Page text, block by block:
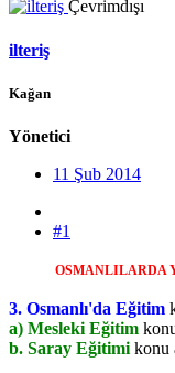
Çevrimdışı
ilteriş
Kağan
Yönetici
11 Şub 2014
#1
OSMANLILARDA
3. Osmanlı'da Eğitim
a) Mesleki Eğitim
b. Saray Eğitimi konu